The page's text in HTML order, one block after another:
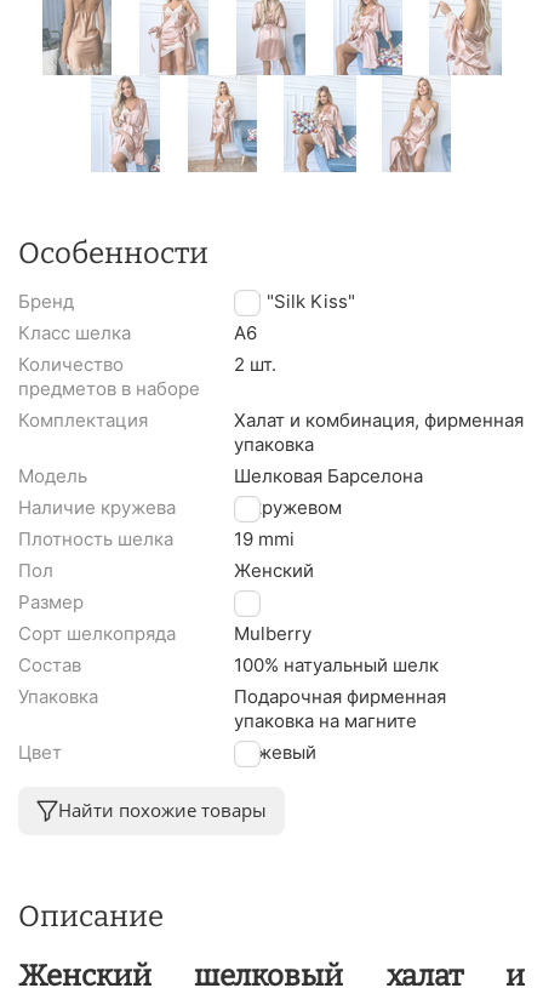
Особенности
Бренд
TM "Silk Kiss"
Класс шелка
A6
Количество
предметов в наборе
2 шт.
Комплектация
Халат и комбинация, фирменная
упаковка
Модель
Шелковая Барселона
Наличие кружева
С кружевом
Плотность шелка
19 mmi
Пол
Женский
Размер
L
Сорт шелкопряда
Mulberry
Состав
100% натуальный шелк
Упаковка
Подарочная фирменная
упаковка на магните
Цвет
Бежевый
Найти похожие товары
Описание
Женский шелковый халат и